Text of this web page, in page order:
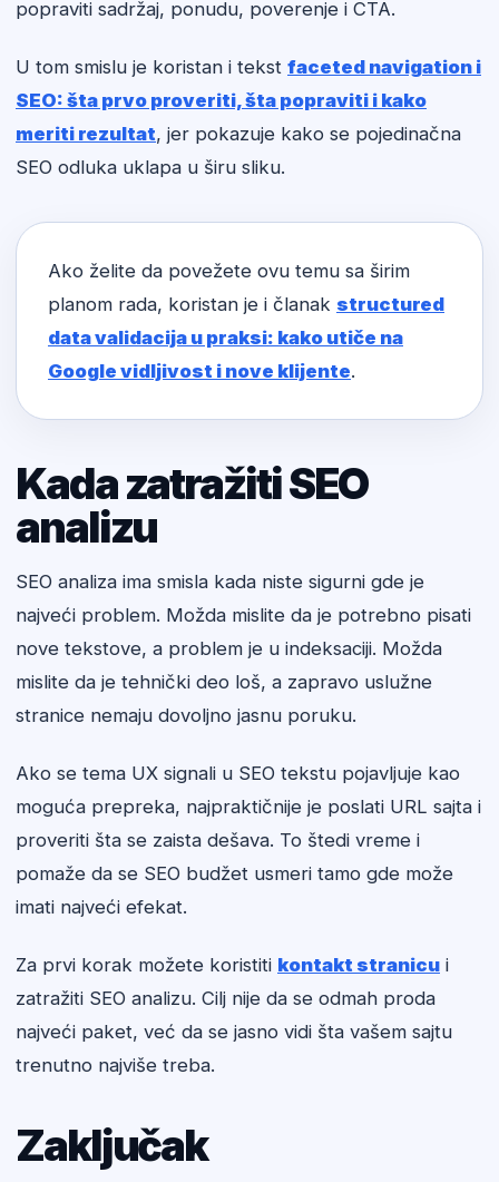
popraviti sadržaj, ponudu, poverenje i CTA.
U tom smislu je koristan i tekst faceted navigation i
SEO: šta prvo proveriti, šta popraviti i kako
meriti rezultat, jer pokazuje kako se pojedinačna
SEO odluka uklapa u širu sliku.
Ako želite da povežete ovu temu sa širim
planom rada, koristan je i članak structured
data validacija u praksi: kako utiče na
Google vidljivost i nove klijente.
Kada zatražiti SEO
analizu
SEO analiza ima smisla kada niste sigurni gde je
najveći problem. Možda mislite da je potrebno pisati
nove tekstove, a problem je u indeksaciji. Možda
mislite da je tehnički deo loš, a zapravo uslužne
stranice nemaju dovoljno jasnu poruku.
Ako se tema UX signali u SEO tekstu pojavljuje kao
moguća prepreka, najpraktičnije je poslati URL sajta i
proveriti šta se zaista dešava. To štedi vreme i
pomaže da se SEO budžet usmeri tamo gde može
imati najveći efekat.
Za prvi korak možete koristiti kontakt stranicu i
zatražiti SEO analizu. Cilj nije da se odmah proda
najveći paket, već da se jasno vidi šta vašem sajtu
trenutno najviše treba.
Zaključak